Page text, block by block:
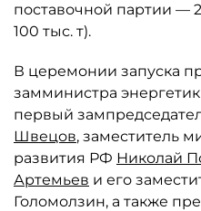
поставочной партии —
100 тыс. т).
В церемонии запуска
замминистра
первый
Швецов, заместитель
развития РФ Николай
Артемьев и его
Голомолзин, а также